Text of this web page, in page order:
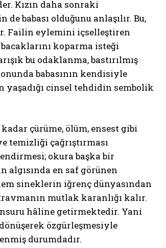
Kızın daha sonraki
babası olduğunu anlaşılır. Bu,
Failin eylemini içselleştiren
koparma isteği
bu odaklanma, bastırılmış
babasının kendisiyle
cinsel tehdidin sembolik
çürüme, ölüm, ensest gibi
temizliği çağrıştırması
okura başka bir
en saf görünen
sineklerin iğrenç dünyasından
mutlak karanlığı kalır.
hâline getirmektedir. Yani
özgürleşmesiyle
durumdadır.